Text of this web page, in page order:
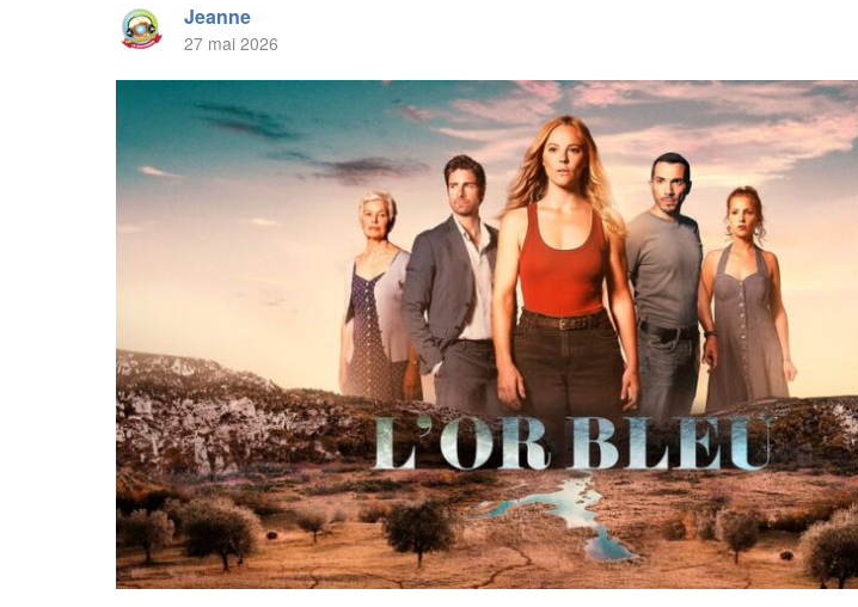
Jeanne
27 mai 2026